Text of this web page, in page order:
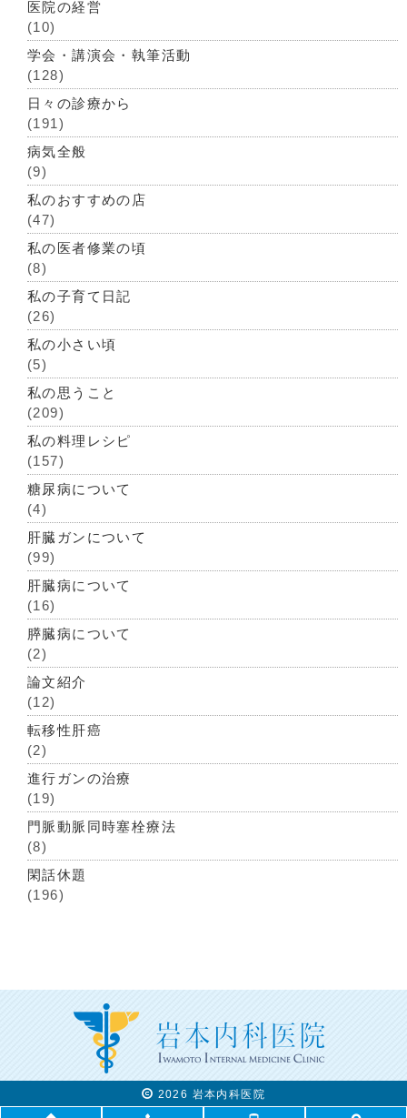
医院の経営
(10)
学会・講演会・執筆活動
(128)
日々の診療から
(191)
病気全般
(9)
私のおすすめの店
(47)
私の医者修業の頃
(8)
私の子育て日記
(26)
私の小さい頃
(5)
私の思うこと
(209)
私の料理レシピ
(157)
糖尿病について
(4)
肝臓ガンについて
(99)
肝臓病について
(16)
膵臓病について
(2)
論文紹介
(12)
転移性肝癌
(2)
進行ガンの治療
(19)
門脈動脈同時塞栓療法
(8)
閑話休題
(196)
2026 岩本内科医院